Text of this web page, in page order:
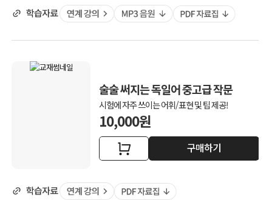
술술 써지는 독일어 중고급 작문
시험에 자주 쓰이는 어휘/표현 및 팁 제공!
10,000원
구매하기